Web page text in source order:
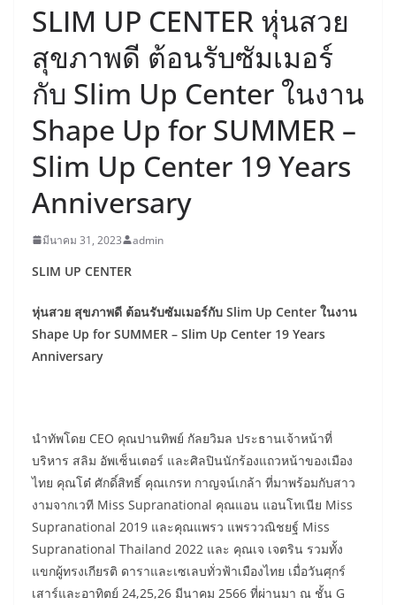
SLIM UP CENTER หุ่นสวย
สุขภาพดี ต้อนรับซัมเมอร์
กับ Slim Up Center ในงาน
Shape Up for SUMMER –
Slim Up Center 19 Years
Anniversary
มีนาคม 31, 2023 admin
SLIM UP CENTER
หุ่นสวย สุขภาพดี ต้อนรับซัมเมอร์กับ Slim Up Center ในงาน
Shape Up for SUMMER – Slim Up Center 19 Years
Anniversary
นำทัพโดย CEO คุณปานทิพย์ กัลยวิมล ประธานเจ้าหน้าที่
บริหาร สลิม อัพเซ็นเตอร์ และศิลปินนักร้องแถวหน้าของเมือง
ไทย คุณโต๋ ศักดิ์สิทธิ์ คุณเกรท กาญจน์เกล้า ที่มาพร้อมกับสาว
งามจากเวที Miss Supranational คุณแอน แอนโทเนีย Miss
Supranational 2019 และคุณแพรว แพรววณิชยฐ์ Miss
Supranational Thailand 2022 และ คุณเจ เจตริน รวมทั้ง
แขกผู้ทรงเกียรติ ดาราและเซเลบทั่วฟ้าเมืองไทย เมื่อวันศุกร์
เสาร์และอาทิตย์ 24,25,26 มีนาคม 2566 ที่ผ่านมา ณ ชั้น G